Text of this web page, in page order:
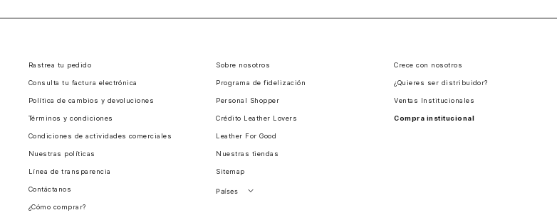
Rastrea tu pedido
Consulta tu factura electrónica
Política de cambios y devoluciones
Términos y condiciones
Condiciones de actividades comerciales
Nuestras políticas
Línea de transparencia
Contáctanos
¿Cómo comprar?
Sobre nosotros
Programa de fidelización
Personal Shopper
Crédito Leather Lovers
Leather For Good
Nuestras tiendas
Sitemap
Países
Crece con nosotros
¿Quieres ser distribuidor?
Ventas Institucionales
Compra institucional